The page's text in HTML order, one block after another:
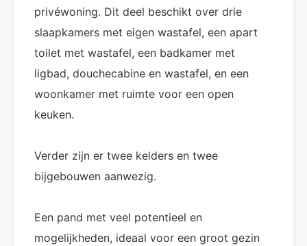
privéwoning. Dit deel beschikt over drie
slaapkamers met eigen wastafel, een apart
toilet met wastafel, een badkamer met
ligbad, douchecabine en wastafel, en een
woonkamer met ruimte voor een open
keuken.
Verder zijn er twee kelders en twee
bijgebouwen aanwezig.
Een pand met veel potentieel en
mogelijkheden, ideaal voor een groot gezin